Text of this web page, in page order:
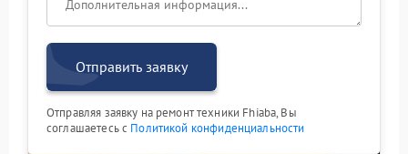
Отправить заявку
Отправляя заявку на ремонт техники Fhiaba, Вы
соглашаетесь с Политикой конфиденциальности